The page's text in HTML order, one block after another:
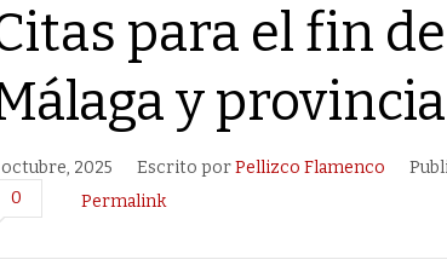
para el fin
y provincia
octubre, 2025 Escrito porPellizco Flamenco
0
Permalink